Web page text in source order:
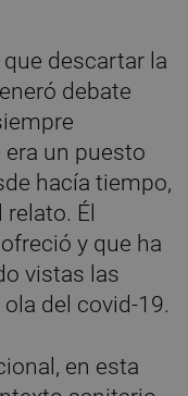
descartar la
debate
un puesto
hacía tiempo,
Él
y que ha
vistas las
del covid-19.
en esta